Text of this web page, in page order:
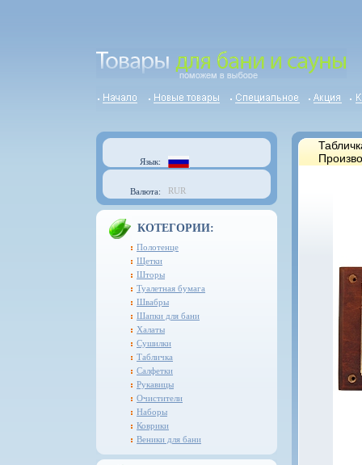
Язык:
Валюта: RUR
КОТЕГОРИИ:
Полотенце
Щетки
Шторы
Туалетная бумага
Швабры
Шапки для бани
Халаты
Сушилки
Табличка
Салфетки
Рукавицы
Очистители
Наборы
Коврики
Веники для бани